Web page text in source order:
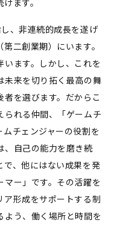
ます。
、非連続的成長を遂げ
二創業期）にいます。
います。しかし、これを
未来を切り拓く最高の舞
を選びます。だからこ
られる仲間、「ゲームチ
チェンジャーの役割を
、自己の能力を磨き続
で、他にはない成果を発
ー」です。その活躍を
形成をサポートする制
よう、働く場所と時間を